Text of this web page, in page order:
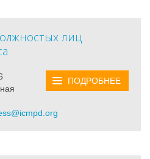
лиц
ПОДРОБНЕЕ